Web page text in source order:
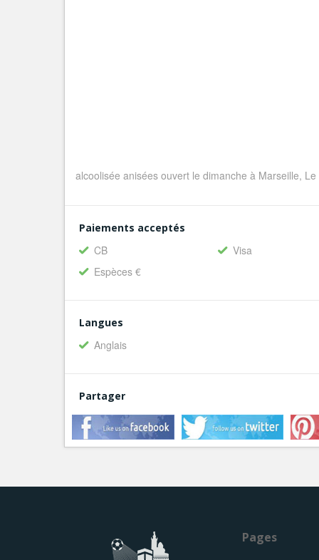
alcoolisée anisées ouvert le dimanche à Marseille,
Paiements acceptés
CB
Visa
Espèces €
Langues
Anglais
Partager
Pages